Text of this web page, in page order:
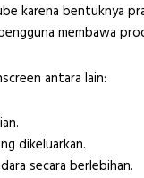
karena bentuknya
membawa
antara lain:
dikeluarkan.
secara berlebihan.